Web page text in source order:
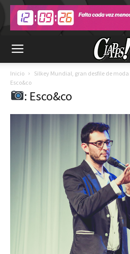
Inicio Silkey Mundial, gran desfile de
Esco&co
: Esco&co